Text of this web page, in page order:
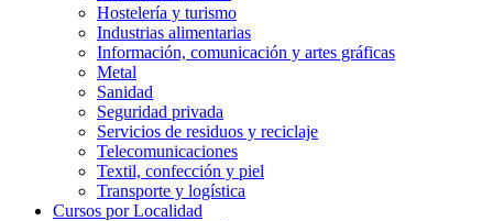
Hostelería y turismo
Industrias alimentarias
Información, comunicación y artes gráficas
Metal
Sanidad
Seguridad privada
Servicios de residuos y reciclaje
Telecomunicaciones
Textil, confección y piel
Transporte y logística
Cursos por Localidad